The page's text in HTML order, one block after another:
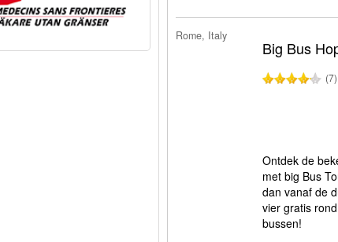
Rome, Italy
Big Bus
(7)
Ontdek de
met big Bus
dan vanaf de
vier gratis
bussen!